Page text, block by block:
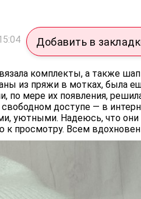
Добавить в
комплекты, а также
из пряжи в мотках, была
мере их появления,
доступе — в
уютными. Надеюсь, что
к просмотру. Всем